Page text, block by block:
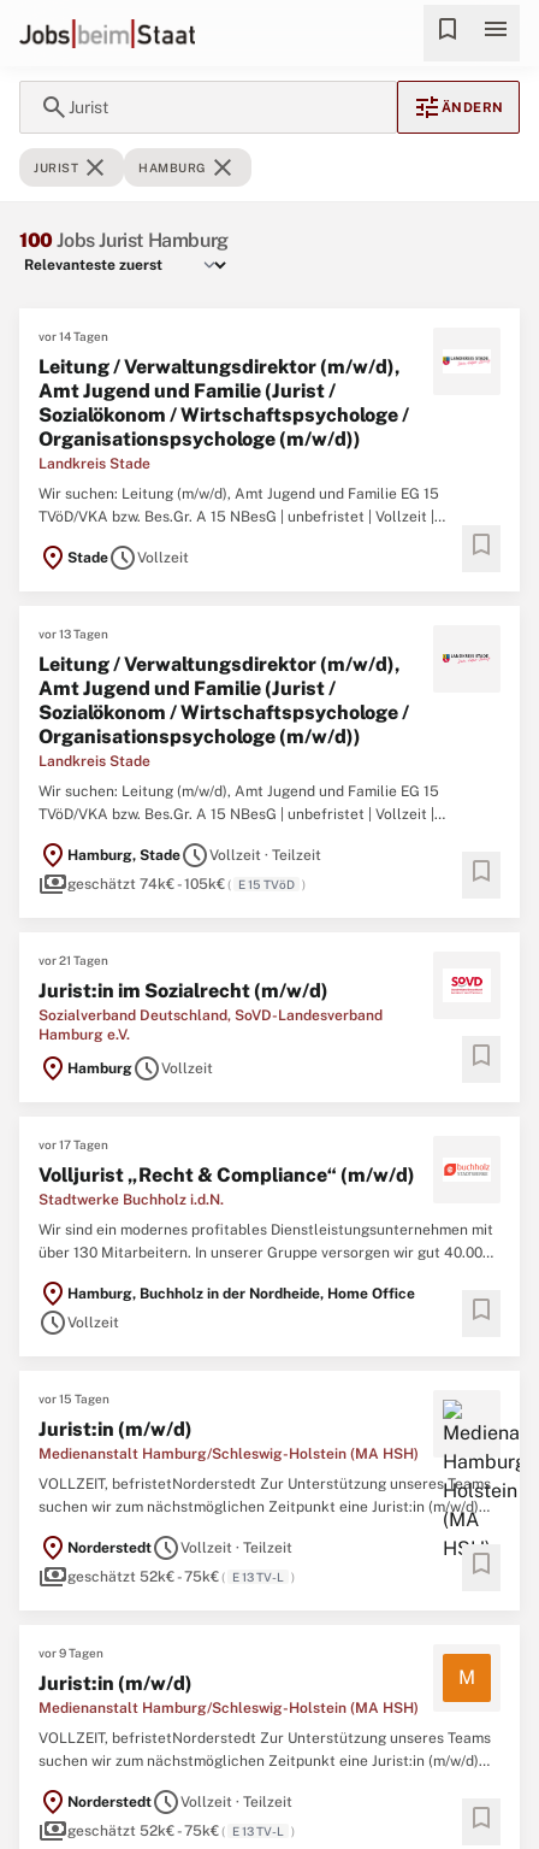
bookmark menu
search Jurist tune ÄNDERN
JURIST close HAMBURG close
100Jobs Jurist Hamburg
vor 14 Tagen
Leitung / Verwaltungsdirektor (m/w/d),
Amt Jugend und Familie (Jurist /
Sozialökonom / Wirtschaftspsychologe /
Organisationspsychologe (m/w/d))
Landkreis Stade
Wir suchen: Leitung (m/w/d), Amt Jugend und Familie EG 15
TVöD/VKA bzw. Bes.Gr. A 15 NBesG | unbefristet | Vollzeit |
teilzeitgeeignet Zum Amt Jugend und Familie, dem planmäßig ca.
145 Stellen, unterteilt in 14 Teams, zugeordnet sind, gehören die
location_on StadescheduleVollzeit bookmark
vor 13 Tagen
Leitung / Verwaltungsdirektor (m/w/d),
Amt Jugend und Familie (Jurist /
Sozialökonom / Wirtschaftspsychologe /
Organisationspsychologe (m/w/d))
Landkreis Stade
Wir suchen: Leitung (m/w/d), Amt Jugend und Familie EG 15
TVöD/VKA bzw. Bes.Gr. A 15 NBesG | unbefristet | Vollzeit |
145 Stellen, unterteilt in 14 Teams, zugeordnet sind, gehören die
Abteilungen Soziale Dienste, Wirtschaftliche Hilfen und ...
location_on Hamburg, StadescheduleVollzeit · Teilzeit
paymentsgeschätzt 74k€ - 105k€( E 15 TVöD ) bookmark
vor 21 Tagen
Jurist:in im Sozialrecht (m/w/d)
Sozialverband Deutschland, SoVD-Landesverband
Hamburg e.V.
location_on HamburgscheduleVollzeit bookmark
vor 17 Tagen
Volljurist „Recht & Compliance“ (m/w/d)
Stadtwerke Buchholz i.d.N.
Wir sind ein modernes profitables Dienstleistungsunternehmen mit
über 130 Mitarbeitern. In unserer Gruppe versorgen wir gut 40.000
mit großem Erfolg ein Glasfasernetz für den Datenverkehr der
Zukunft auf. Auch unser Kerngeschäft mit Energie ...
location_on Hamburg, Buchholz in der Nordheide, Home Office
scheduleVollzeit bookmark
vor 15 Tagen
Jurist:in (m/w/d)
Medienanstalt Hamburg/Schleswig-Holstein (MA HSH)
VOLLZEIT, befristetNorderstedt Zur Unterstützung unseres Teams
suchen wir zum nächstmöglichen Zeitpunkt eine Jurist:in (m/w/d)
als Rechtsreferent:in in Vollzeit, als Schwangerschafts- und
Elternzeitvertretung befristet bis zum 31.10.2027. Jetzt bewerben
Die Medienanstalt Hamburg Schleswig-Holstein (MA ...
location_on NorderstedtscheduleVollzeit · Teilzeit
paymentsgeschätzt 52k€ - 75k€( E 13 TV-L ) bookmark
vor 9 Tagen
Jurist:in (m/w/d)
Medienanstalt Hamburg/Schleswig-Holstein (MA HSH)
M
VOLLZEIT, befristetNorderstedt Zur Unterstützung unseres Teams
suchen wir zum nächstmöglichen Zeitpunkt eine Jurist:in (m/w/d)
Elternzeitvertretung befristet bis zum 31.10.2027. Jetzt bewerben
Die Medienanstalt Hamburg Schleswig-Holstein (MA ...
location_on NorderstedtscheduleVollzeit · Teilzeit
paymentsgeschätzt 52k€ - 75k€( E 13 TV-L ) bookmark